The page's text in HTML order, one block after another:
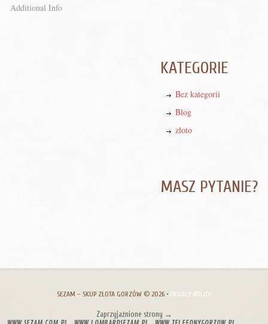
Additional Info
KATEGORIE
Bez kategorii
Blog
złoto
MASZ PYTANIE?
SEZAM – SKUP ZŁOTA GORZÓW © 2026 • PRIVACY POLICY
Zaprzyjaźnione strony →